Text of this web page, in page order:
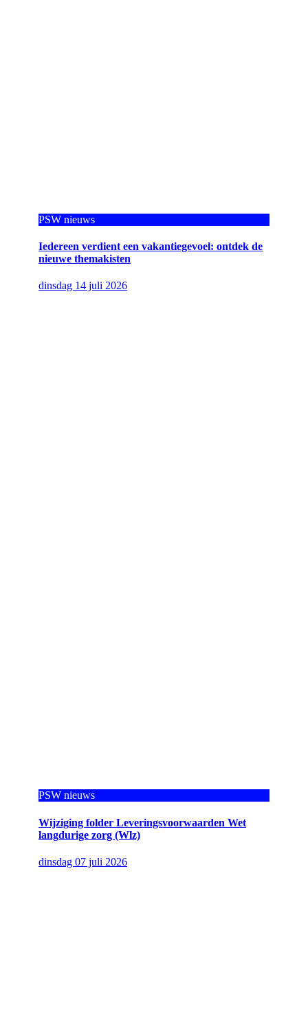
PSW nieuws
Iedereen verdient een vakantiegevoel: ontdek de
nieuwe themakisten
dinsdag 14 juli 2026
PSW nieuws
Wijziging folder Leveringsvoorwaarden Wet
langdurige zorg (Wlz)
dinsdag 07 juli 2026